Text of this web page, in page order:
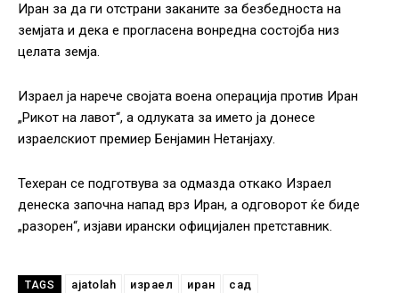
Иран за да ги отстрани заканите за безбедноста на
земјата и дека е прогласена вонредна состојба низ
целата земја.
Израел ја нарече својата воена операција против Иран
„Рикот на лавот“, а одлуката за името ја донесе
израелскиот премиер Бенјамин Нетанјаху.
Техеран се подготвува за одмазда откако Израел
денеска започна напад врз Иран, а одговорот ќе биде
„разорен“, изјави ирански официјален претставник.
TAGS ajatolah израел иран сад